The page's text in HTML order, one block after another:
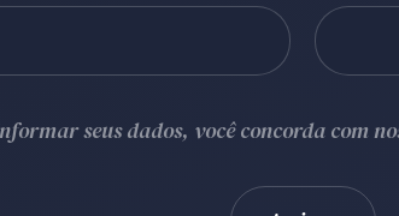
seus dados, você concorda com